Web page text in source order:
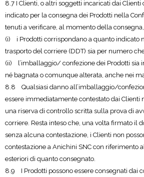
8.7 I Clienti, o altri soggetti incaricati dai Clienti
indicato per la consegna dei Prodotti nella
tenuti a verificare, al momento della
(i) i Prodotti corrispondano a quanto indicato
trasporto del corriere (DDT) sia per numero
(ii) l’imballaggio/ confezione dei Prodotti sia
né bagnata o comunque alterata, anche nei
8.8 Qualsiasi danno all’imballaggio/
essere immediatamente contestato dai Clienti
una riserva di controllo scritta sulla prova di
corriere. Resta inteso che, una volta firmato il
senza alcuna contestazione, i Clienti non
contestazione a Anichini SNC con riferimento
esteriori di quanto consegnato.
8.9 I Prodotti possono essere consegnati dai